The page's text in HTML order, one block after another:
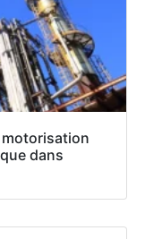
dans